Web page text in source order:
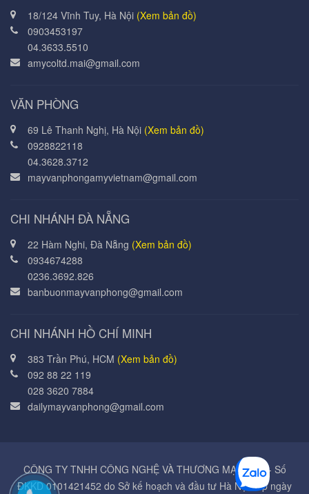
18/124 Vĩnh Tuy, Hà Nội (Xem bản đồ)
0903453197
04.3633.5510
amycoltd.mai@gmail.com
VĂN PHÒNG
69 Lê Thanh Nghị, Hà Nội (Xem bản đồ)
0928822118
04.3628.3712
mayvanphongamyvietnam@gmail.com
CHI NHÁNH ĐÀ NẴNG
22 Hàm Nghi, Đà Nẵng (Xem bản đồ)
0934674288
0236.3692.826
banbuonmayvanphong@gmail.com
CHI NHÁNH HỒ CHÍ MINH
383 Trần Phú, HCM (Xem bản đồ)
092 88 22 119
028 3620 7884
dailymayvanphong@gmail.com
CÔNG TY TNHH CÔNG NGHỆ VÀ THƯƠNG MẠI Á MỸ - Số
ĐKKD 0101421452 do Sở kế hoạch và đầu tư Hà Nội cấp ngày